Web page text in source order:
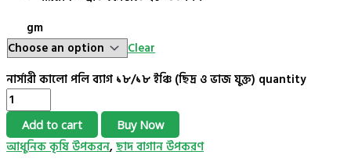
gm
Clear
নার্সারী কালো পলি ব্যাগ ১৮/১৮ ইঞ্চি (ছিদ্র ও ভাজ যুক্ত) quantity
Add to cart Buy Now
আধুনিক কৃষি উপকরন,ছাদ বাগান উপকরণ